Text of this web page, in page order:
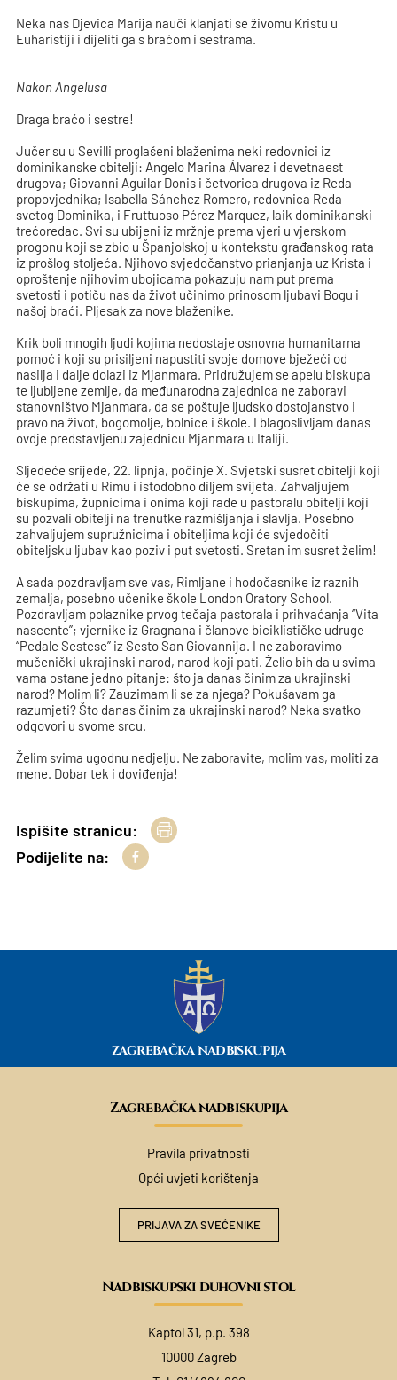
Neka nas Djevica Marija nauči klanjati se živomu Kristu u
Euharistiji i dijeliti ga s braćom i sestrama.
Nakon Angelusa
Draga braćo i sestre!
Jučer su u Sevilli proglašeni blaženima neki redovnici iz
dominikanske obitelji: Angelo Marina Álvarez i devetnaest
drugova; Giovanni Aguilar Donis i četvorica drugova iz Reda
propovjednika; Isabella Sánchez Romero, redovnica Reda
svetog Dominika, i Fruttuoso Pérez Marquez, laik dominikanski
trećoredac. Svi su ubijeni iz mržnje prema vjeri u vjerskom
progonu koji se zbio u Španjolskoj u kontekstu građanskog rata
iz prošlog stoljeća. Njihovo svjedočanstvo prianjanja uz Krista i
oproštenje njihovim ubojicama pokazuju nam put prema
svetosti i potiču nas da život učinimo prinosom ljubavi Bogu i
našoj braći. Pljesak za nove blaženike.
Krik boli mnogih ljudi kojima nedostaje osnovna humanitarna
pomoć i koji su prisiljeni napustiti svoje domove bježeći od
nasilja i dalje dolazi iz Mjanmara. Pridružujem se apelu biskupa
te ljubljene zemlje, da međunarodna zajednica ne zaboravi
stanovništvo Mjanmara, da se poštuje ljudsko dostojanstvo i
pravo na život, bogomolje, bolnice i škole. I blagoslivljam danas
ovdje predstavljenu zajednicu Mjanmara u Italiji.
Sljedeće srijede, 22. lipnja, počinje X. Svjetski susret obitelji koji
će se održati u Rimu i istodobno diljem svijeta. Zahvaljujem
biskupima, župnicima i onima koji rade u pastoralu obitelji koji
su pozvali obitelji na trenutke razmišljanja i slavlja. Posebno
zahvaljujem supružnicima i obiteljima koji će svjedočiti
obiteljsku ljubav kao poziv i put svetosti. Sretan im susret želim!
A sada pozdravljam sve vas, Rimljane i hodočasnike iz raznih
zemalja, posebno učenike škole London Oratory School.
Pozdravljam polaznike prvog tečaja pastorala i prihvaćanja “Vita
nascente”; vjernike iz Gragnana i članove biciklističke udruge
“Pedale Sestese” iz Sesto San Giovannija. I ne zaboravimo
mučenički ukrajinski narod, narod koji pati. Želio bih da u svima
vama ostane jedno pitanje: što ja danas činim za ukrajinski
narod? Molim li? Zauzimam li se za njega? Pokušavam ga
razumjeti? Što danas činim za ukrajinski narod? Neka svatko
odgovori u svome srcu.
Želim svima ugodnu nedjelju. Ne zaboravite, molim vas, moliti za
mene. Dobar tek i doviđenja!
Ispišite stranicu:
Podijelite na:
ZAGREBAČKA NADBISKUPIJA
Zagrebačka nadbiskupija
Pravila privatnosti
Opći uvjeti korištenja
PRIJAVA ZA SVEĆENIKE
Nadbiskupski duhovni stol
Kaptol 31, p.p. 398
10000 Zagreb